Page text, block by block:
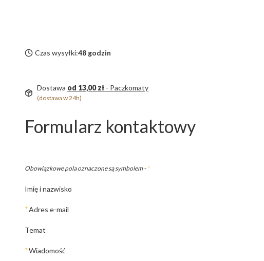
Czas wysyłki:48 godzin
Dostawa od 13,00 zł - Paczkomaty
(dostawa w 24h)
Formularz kontaktowy
Obowiązkowe pola oznaczone są symbolem - *
Imię i nazwisko
*Adres e-mail
Temat
*Wiadomość